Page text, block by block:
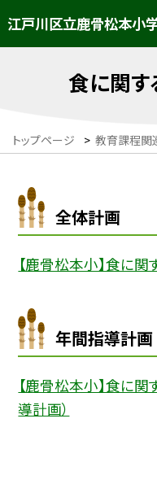
江戸川区立鹿骨松本小
食に関
トップページ > 教育課程関
全体計画
【鹿骨松本小】食に
年間指導計画
【鹿骨松本小】食に
導計画）